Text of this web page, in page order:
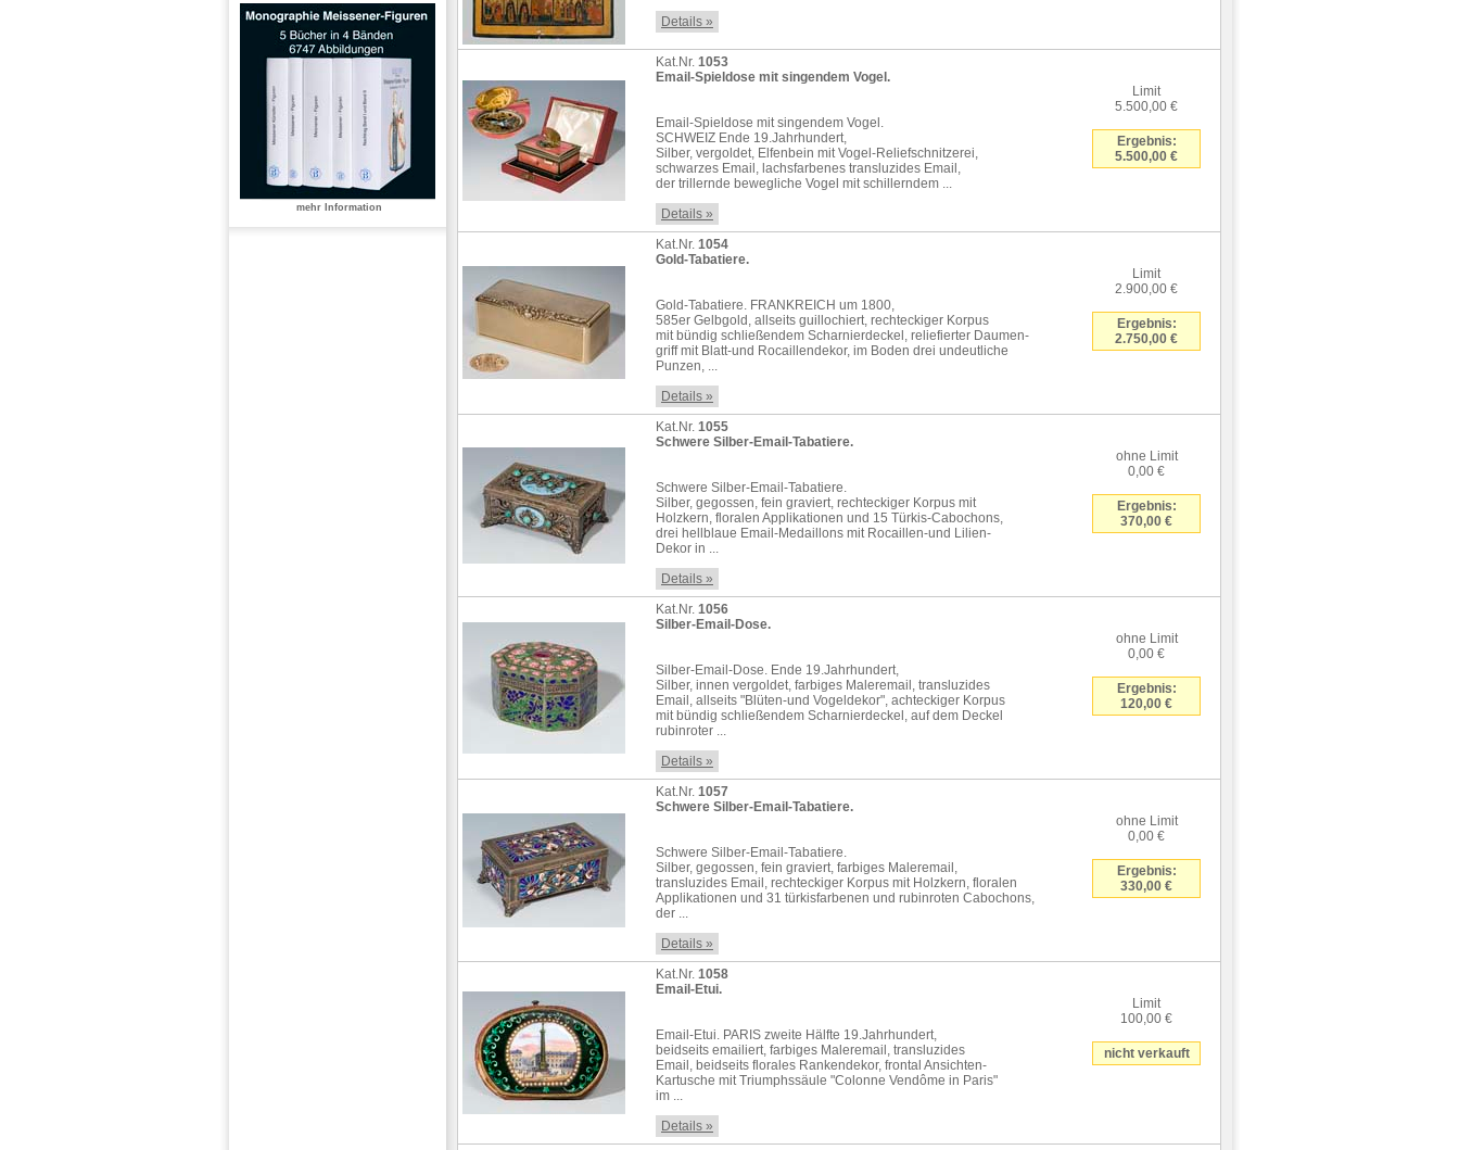
mehr Information
Details »
Kat.Nr. 1053
Email-Spieldose mit singendem Vogel.
Email-Spieldose mit singendem Vogel.
SCHWEIZ Ende 19.Jahrhundert,
Silber, vergoldet, Elfenbein mit Vogel-Reliefschnitzerei,
schwarzes Email, lachsfarbenes transluzides Email,
der trillernde bewegliche Vogel mit schillerndem ...
Details »
Limit
5.500,00 €
Ergebnis:
5.500,00 €
Kat.Nr. 1054
Gold-Tabatiere.
Gold-Tabatiere. FRANKREICH um 1800,
585er Gelbgold, allseits guillochiert, rechteckiger Korpus
mit bündig schließendem Scharnierdeckel, reliefierter Daumen-
griff mit Blatt-und Rocaillendekor, im Boden drei undeutliche
Punzen, ...
Details »
Limit
2.900,00 €
Ergebnis:
2.750,00 €
Kat.Nr. 1055
Schwere Silber-Email-Tabatiere.
Schwere Silber-Email-Tabatiere.
Silber, gegossen, fein graviert, rechteckiger Korpus mit
Holzkern, floralen Applikationen und 15 Türkis-Cabochons,
drei hellblaue Email-Medaillons mit Rocaillen-und Lilien-
Dekor in ...
Details »
ohne Limit
0,00 €
Ergebnis:
370,00 €
Kat.Nr. 1056
Silber-Email-Dose.
Silber-Email-Dose. Ende 19.Jahrhundert,
Silber, innen vergoldet, farbiges Maleremail, transluzides
Email, allseits "Blüten-und Vogeldekor", achteckiger Korpus
mit bündig schließendem Scharnierdeckel, auf dem Deckel
rubinroter ...
Details »
ohne Limit
0,00 €
Ergebnis:
120,00 €
Kat.Nr. 1057
Schwere Silber-Email-Tabatiere.
Schwere Silber-Email-Tabatiere.
Silber, gegossen, fein graviert, farbiges Maleremail,
transluzides Email, rechteckiger Korpus mit Holzkern, floralen
Applikationen und 31 türkisfarbenen und rubinroten Cabochons,
der ...
Details »
ohne Limit
0,00 €
Ergebnis:
330,00 €
Kat.Nr. 1058
Email-Etui.
Email-Etui. PARIS zweite Hälfte 19.Jahrhundert,
beidseits emailiert, farbiges Maleremail, transluzides
Email, beidseits florales Rankendekor, frontal Ansichten-
Kartusche mit Triumphssäule "Colonne Vendôme in Paris"
im ...
Details »
Limit
100,00 €
nicht verkauft